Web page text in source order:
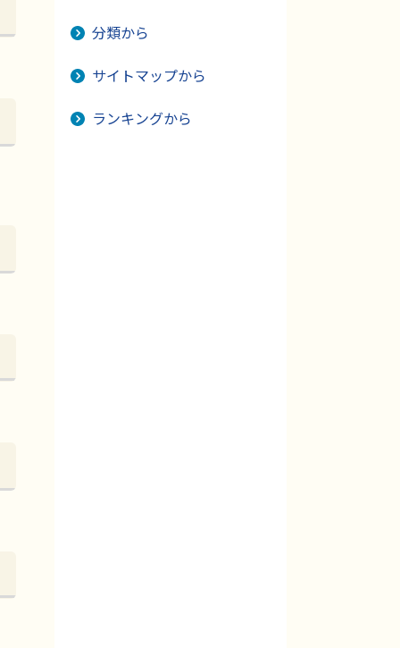
分類から
サイトマップから
ランキングから